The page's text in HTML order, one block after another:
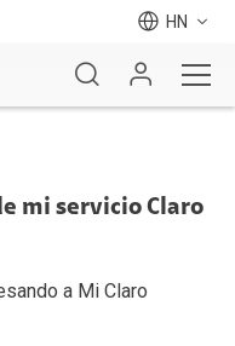
HN
mi servicio Claro
a Mi Claro